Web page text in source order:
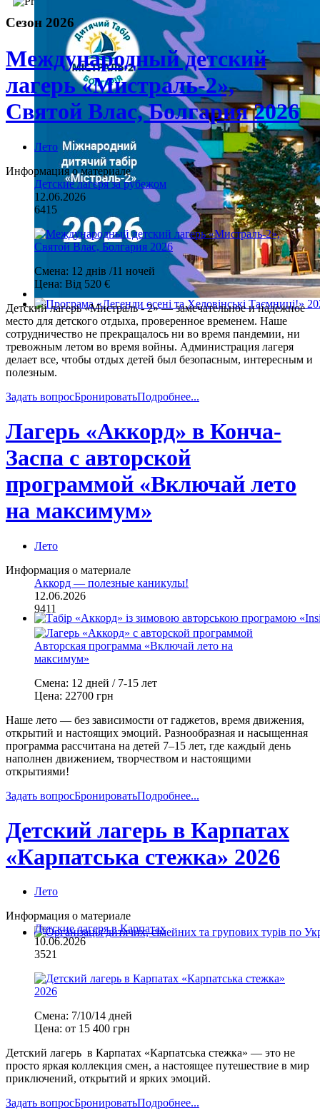
Сезон 2026
Международный детский
лагерь «Мистраль-2»,
Святой Влас, Болгария 2026
Лето
Информация о материале
Детские лагеря за рубежом
12.06.2026
6415
Смена: 12 днів /11 ночей
Цена: Від 520 €
Детский лагерь «Мистраль - 2» — замечательное и надежное
место для детского отдыха, проверенное временем. Наше
сотрудничество не прекращалось ни во время пандемии, ни
тревожным летом во время войны. Администрация лагеря
делает все, чтобы отдых детей был безопасным, интересным и
полезным.
Задать вопросБронироватьПодробнее...
Лагерь «Аккорд» в Конча-
Заспа с авторской
программой «Включай лето
на максимум»
Лето
Информация о материале
Аккорд — полезные каникулы!
12.06.2026
9411
Смена: 12 дней / 7-15 лет
Цена: 22700 грн
Наше лето — без зависимости от гаджетов, время движения,
открытий и настоящих эмоций. Разнообразная и насыщенная
программа рассчитана на детей 7–15 лет, где каждый день
наполнен движением, творчеством и настоящими
открытиями!
Задать вопросБронироватьПодробнее...
Детский лагерь в Карпатах
«Карпатська стежка» 2026
Лето
Информация о материале
Детские лагеря в Карпатах
10.06.2026
3521
Смена: 7/10/14 дней
Цена: от 15 400 грн
Детский лагерь в Карпатах «Карпатська стежка» — это не
просто яркая коллекция смен, а настоящее путешествие в мир
приключений, открытий и ярких эмоций.
Задать вопросБронироватьПодробнее...